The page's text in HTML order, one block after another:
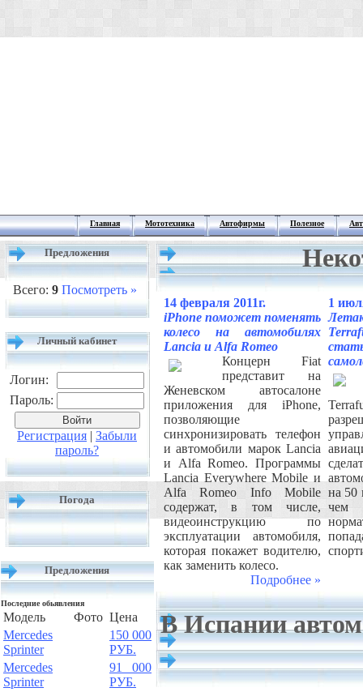
Главная Мототехника Автофирмы Полезное
Предложения
Всего: 9 Посмотреть »
Личный кабинет
Логин:
Пароль:
Регистрация | Забыли
пароль?
Погода
Предложения
Последние обьявления
Модель Фото Цена
Mercedes
Sprinter
150 000
РУБ.
Mercedes
Sprinter
91 000
РУБ.
14 февраля 2011г.
iPhone поможет поменять
колесо на автомобилях
Lancia и Alfa Romeo
Концерн Fiat
представит на
Женевском автосалоне
приложения для iPhone,
позволяющие
синхронизировать телефон
и автомобили марок Lancia
и Alfa Romeo. Программы
Lancia Everywhere Mobile и
Alfa Romeo Info Mobile
содержат, в том числе,
видеоинструкцию по
эксплуатации автомобиля,
которая покажет водителю,
как заменить колесо.
Подробнее »
1
на 50
В Испании